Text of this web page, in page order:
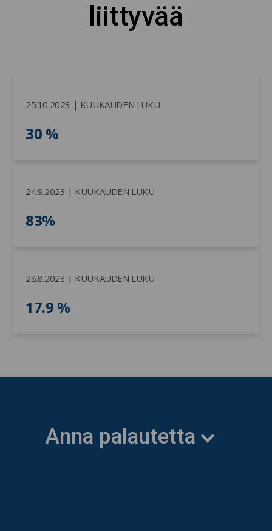
liittyvää
25.10.2023 | KUUKAUDEN LUKU
30 %
24.9.2023 | KUUKAUDEN LUKU
83%
28.8.2023 | KUUKAUDEN LUKU
17.9 %
Anna palautetta